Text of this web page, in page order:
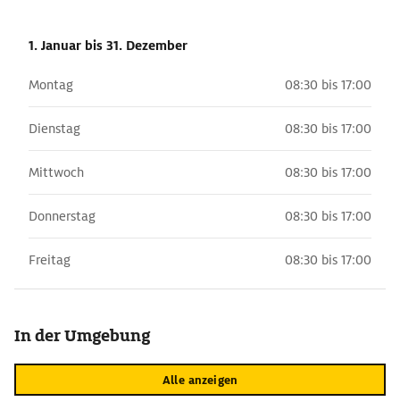
1. Januar bis 31. Dezember
Montag 08:30 bis 17:00
Dienstag 08:30 bis 17:00
Mittwoch 08:30 bis 17:00
Donnerstag 08:30 bis 17:00
Freitag 08:30 bis 17:00
In der Umgebung
Alle anzeigen